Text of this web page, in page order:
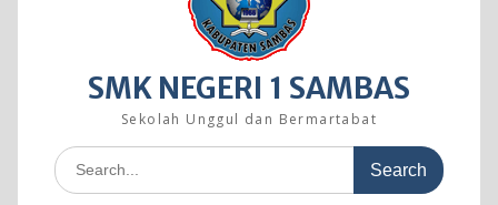
SMK NEGERI 1 SAMBAS
Sekolah Unggul dan Bermartabat
Search
for: